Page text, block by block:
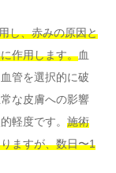
し、赤みの原因と
作用します。血
管を選択的に破
な皮膚への影響
軽度です。 施術
ますが、数日〜1